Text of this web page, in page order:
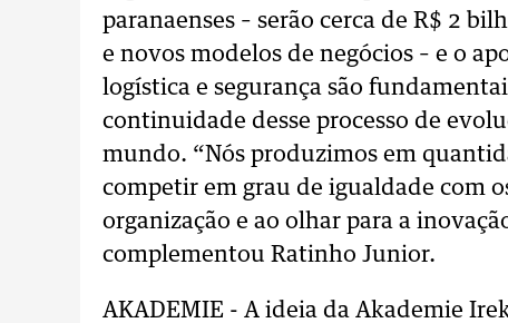
paranaenses – serão cerca de R$ 2
e novos modelos de negócios – e o
logística e segurança são
continuidade desse processo de
mundo. “Nós produzimos em
competir em grau de igualdade com
organização e ao olhar para a
complementou Ratinho Junior.
AKADEMIE - A ideia da Akademie